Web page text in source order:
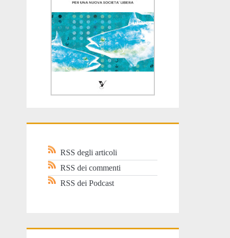
RSS degli articoli
RSS dei commenti
RSS dei Podcast